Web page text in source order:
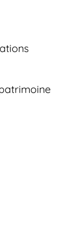
patrimoine